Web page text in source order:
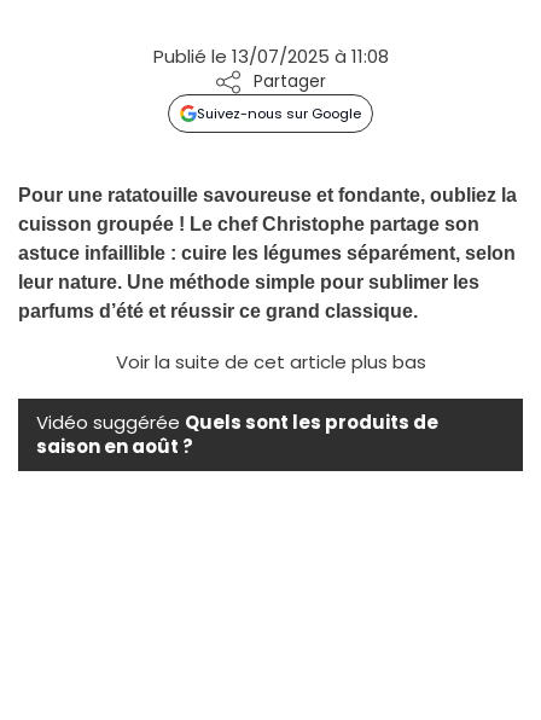
Publié le 13/07/2025 à 11:08
Partager
Suivez-nous sur Google
Pour une ratatouille savoureuse et fondante, oubliez la
cuisson groupée ! Le chef Christophe partage son
astuce infaillible : cuire les légumes séparément, selon
leur nature. Une méthode simple pour sublimer les
parfums d’été et réussir ce grand classique.
Voir la suite de cet article plus bas
Vidéo suggérée Quels sont les produits de
saison en août ?